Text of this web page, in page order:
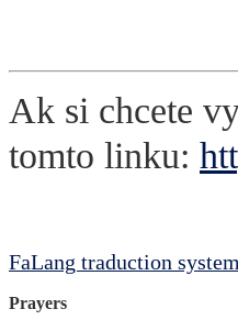
Ak si chcete
tomto linku:
FaLang traduction
Prayers